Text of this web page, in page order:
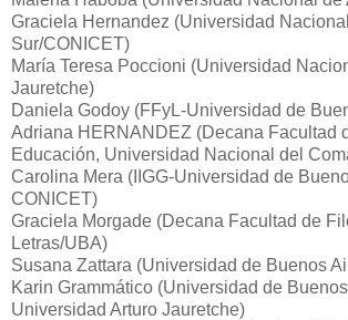
Graciela Hernandez (Universidad
Sur/CONICET)
María Teresa Poccioni (Universidad
Jauretche)
Daniela Godoy (FFyL-Universidad de
Adriana HERNANDEZ (Decana Facultad
Educación, Universidad Nacional del
Carolina Mera (IIGG-Universidad de
CONICET)
Graciela Morgade (Decana Facultad de
Letras/UBA)
Susana Zattara (Universidad de Buenos
Karin Grammático (Universidad de
Universidad Arturo Jauretche)